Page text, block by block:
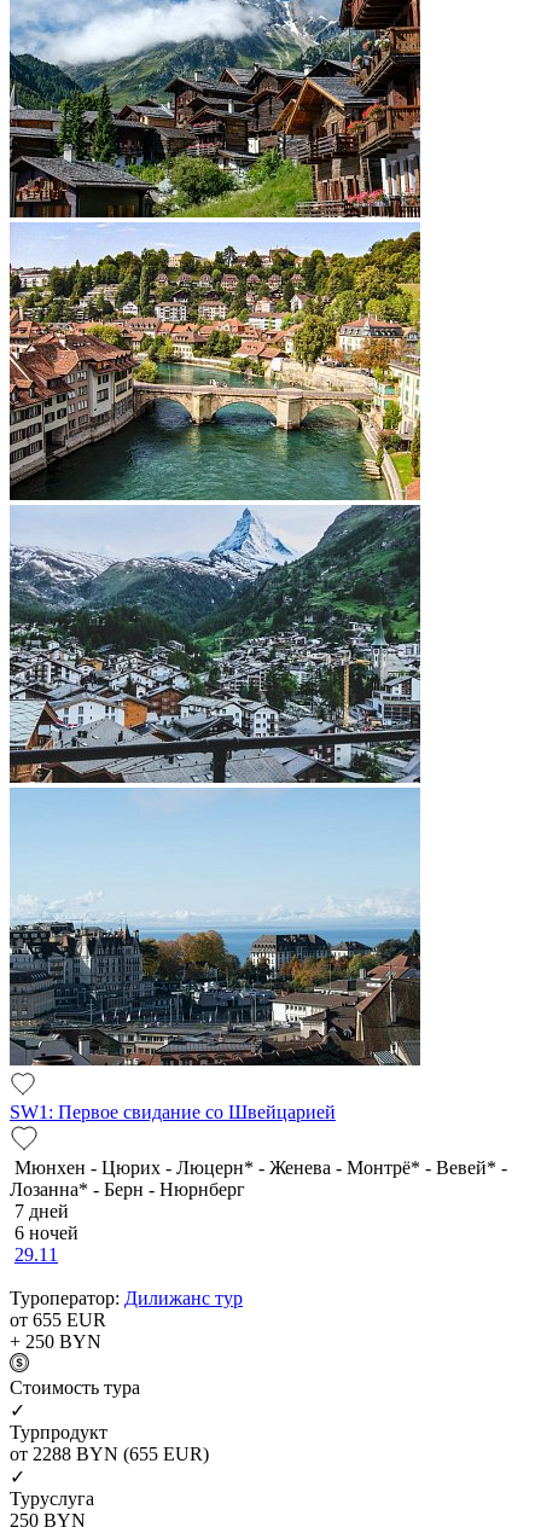
SW1: Первое свидание со Швейцарией
Мюнхен - Цюрих - Люцерн* - Женева - Монтрё* - Вевей* -
Лозанна* - Берн - Нюрнберг
7 дней
6 ночей
29.11
Туроператор: Дилижанс тур
от 655 EUR
+ 250 BYN
Cтоимость тура
✓
Турпродукт
от 2288 BYN (655 EUR)
✓
Туруслуга
250 BYN